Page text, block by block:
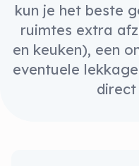
kun je het beste
ruimtes extra
en keuken), een
eventuele
direct